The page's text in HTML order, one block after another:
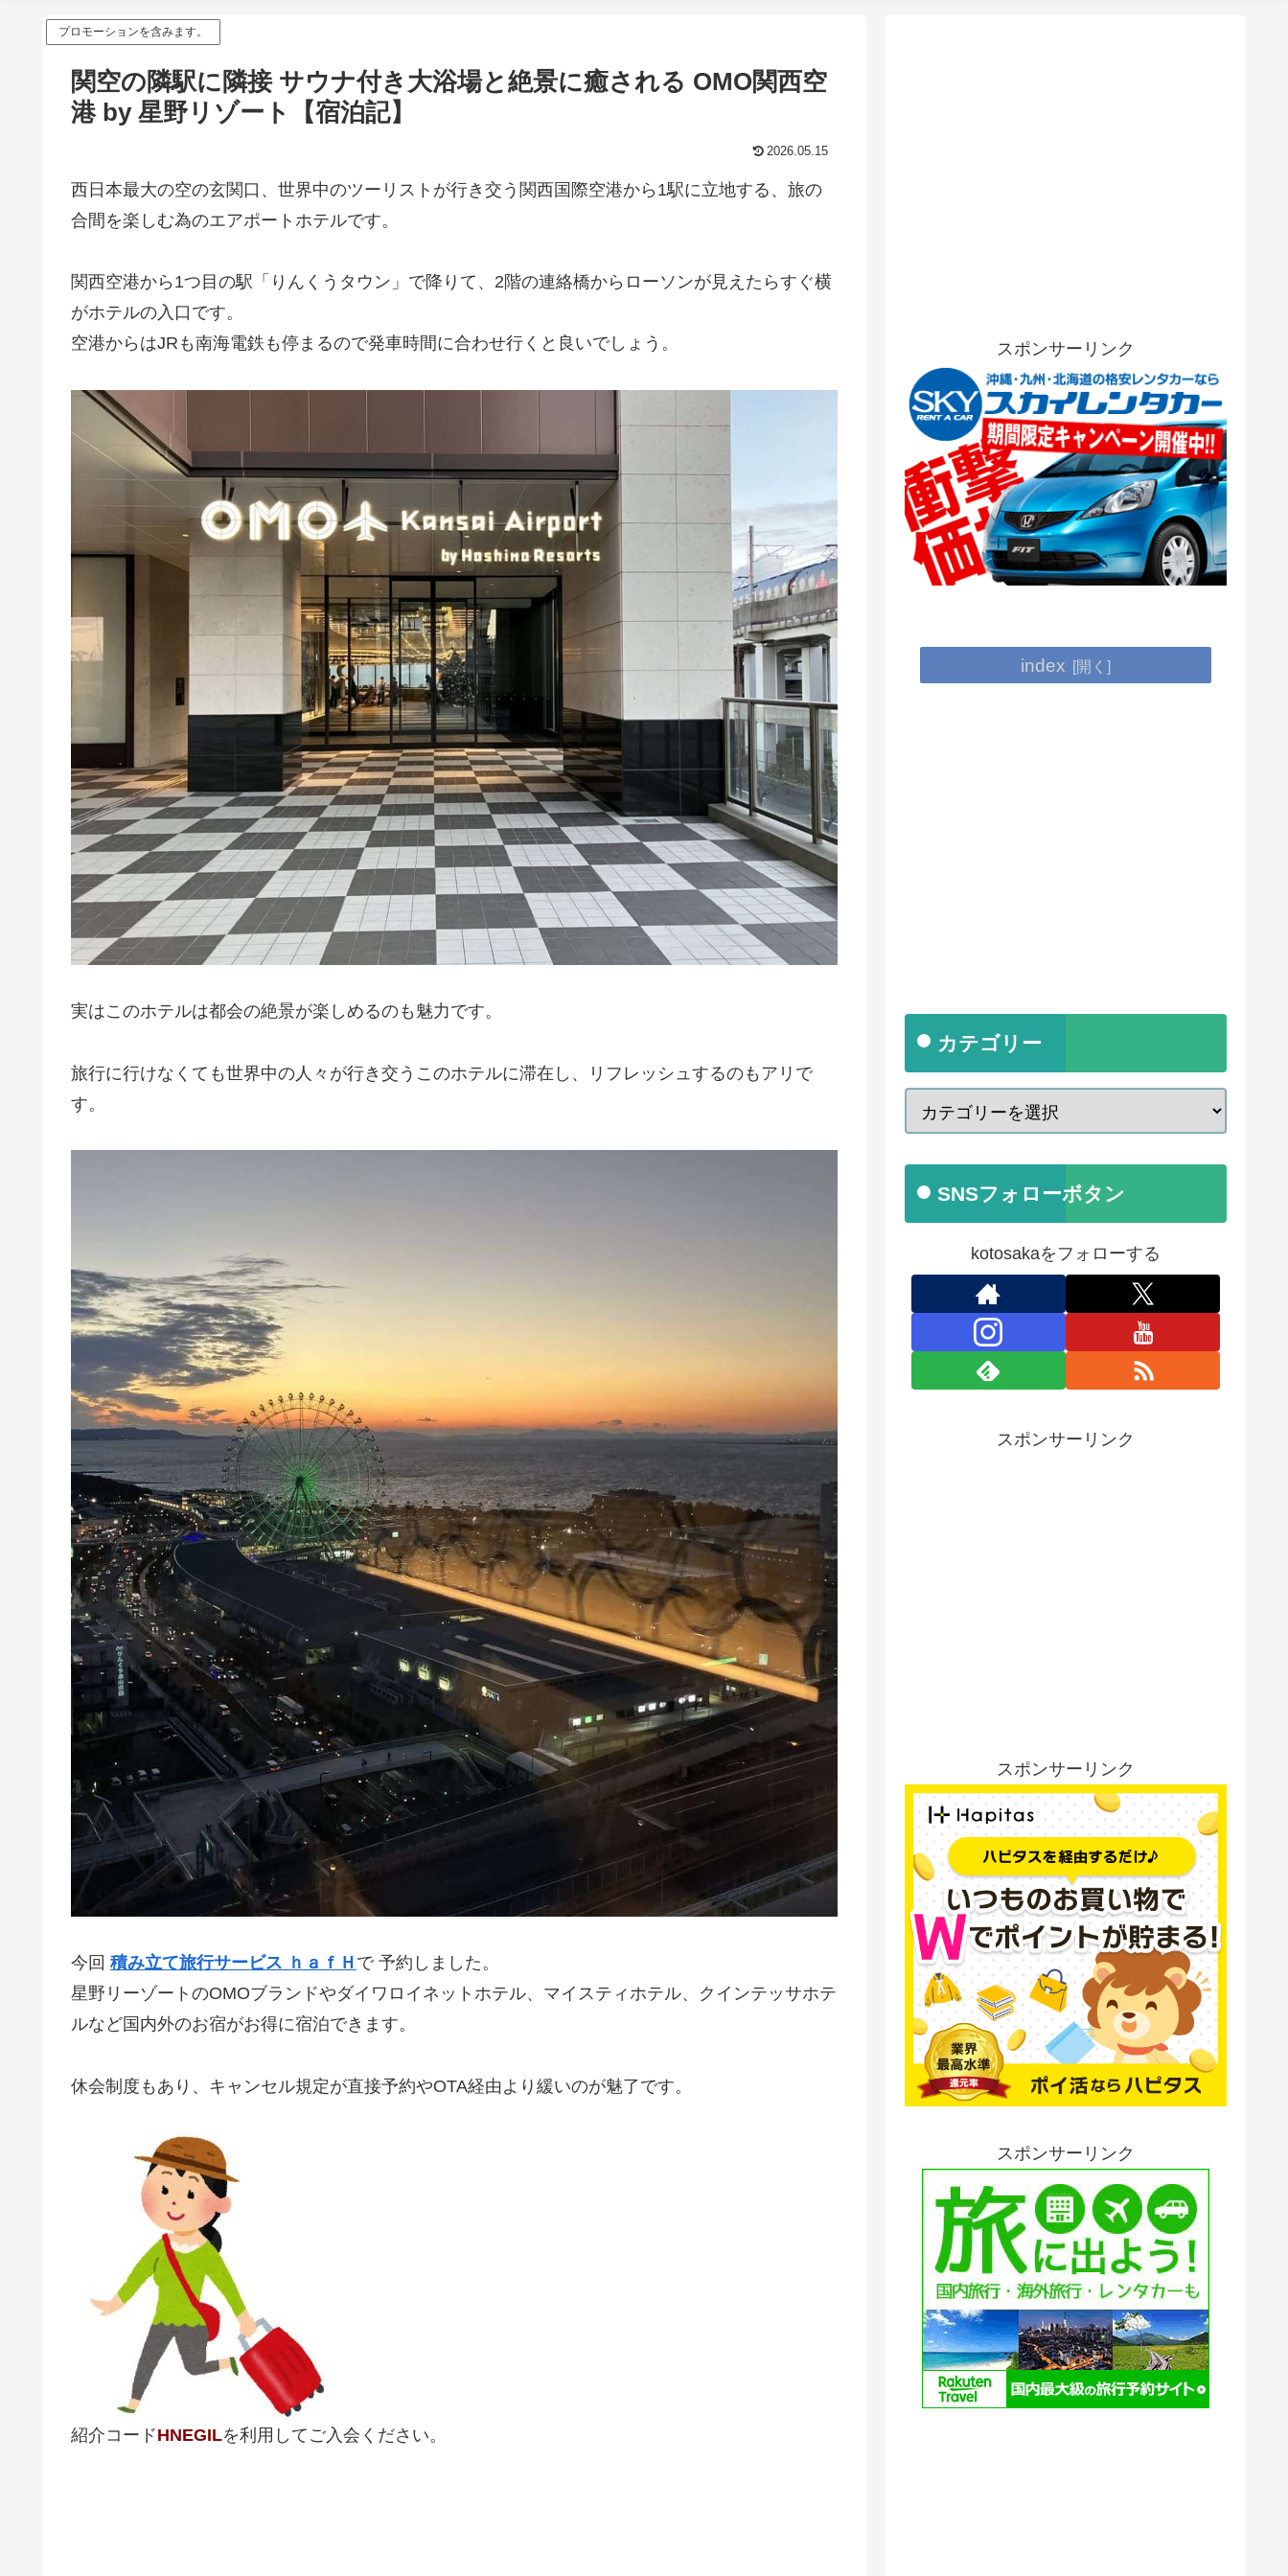
プロモーションを含みます。
関空の隣駅に隣接 サウナ付き大浴場と絶景に癒される OMO関西空
港 by 星野リゾート【宿泊記】
2026.05.15
西日本最大の空の玄関口、世界中のツーリストが行き交う関西国際空港から1駅に立地する、旅の
合間を楽しむ為のエアポートホテルです。
関西空港から1つ目の駅「りんくうタウン」で降りて、2階の連絡橋からローソンが見えたらすぐ横
がホテルの入口です。
空港からはJRも南海電鉄も停まるので発車時間に合わせ行くと良いでしょう。
実はこのホテルは都会の絶景が楽しめるのも魅力です。
旅行に行けなくても世界中の人々が行き交うこのホテルに滞在し、リフレッシュするのもアリで
す。
今回 積み立て旅行サービス ｈａｆＨ で 予約しました。
星野リーゾートのOMOブランドやダイワロイネットホテル、マイスティホテル、クインテッサホテ
ルなど国内外のお宿がお得に宿泊できます。
休会制度もあり、キャンセル規定が直接予約やOTA経由より緩いのが魅了です。
紹介コードHNEGILを利用してご入会ください。
スポンサーリンク
index
カテゴリー
SNSフォローボタン
kotosakaをフォローする
スポンサーリンク
スポンサーリンク
スポンサーリンク